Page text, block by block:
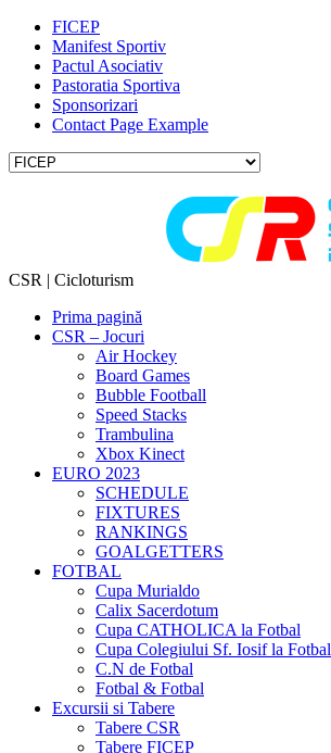
FICEP
Manifest Sportiv
Pactul Asociativ
Pastoratia Sportiva
Sponsorizari
Contact Page Example
CSR | Cicloturism
Prima pagină
CSR – Jocuri
Air Hockey
Board Games
Bubble Football
Speed Stacks
Trambulina
Xbox Kinect
EURO 2023
SCHEDULE
FIXTURES
RANKINGS
GOALGETTERS
FOTBAL
Cupa Murialdo
Calix Sacerdotum
Cupa CATHOLICA la Fotbal
Cupa Colegiului Sf. Iosif la Fotbal
C.N de Fotbal
Fotbal & Fotbal
Excursii si Tabere
Tabere CSR
Tabere FICEP